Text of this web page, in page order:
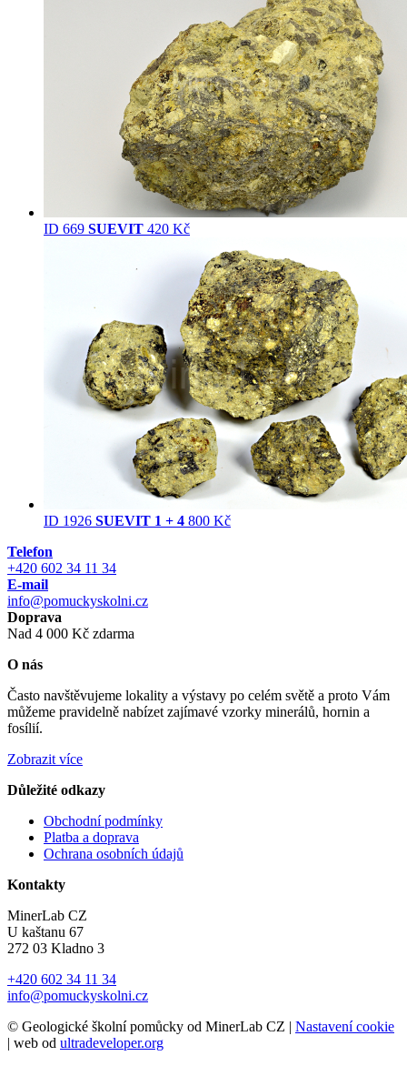
ID 669 SUEVIT 420 Kč
ID 1926 SUEVIT 1 + 4 800 Kč
Telefon
+420 602 34 11 34
E-mail
info@pomuckyskolni.cz
Doprava
Nad 4 000 Kč zdarma
O nás
Často navštěvujeme lokality a výstavy po celém světě a proto Vám
můžeme pravidelně nabízet zajímavé vzorky minerálů, hornin a
fosílií.
Zobrazit více
Důležité odkazy
Obchodní podmínky
Platba a doprava
Ochrana osobních údajů
Kontakty
MinerLab CZ
U kaštanu 67
272 03 Kladno 3
+420 602 34 11 34
info@pomuckyskolni.cz
© Geologické školní pomůcky od MinerLab CZ | Nastavení cookie
| web od ultradeveloper.org